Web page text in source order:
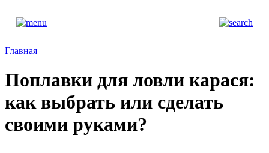
Главная
Поплавки для ловли карася:
как выбрать или сделать
своими руками?